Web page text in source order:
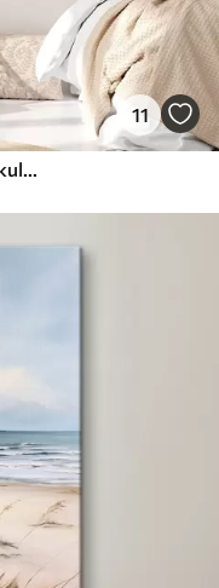
11
Maastikumaal koos purjekaga rahulikul merel, oranžikas ja kollane taevas, kauged mäed